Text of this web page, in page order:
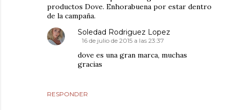
productos Dove. Enhorabuena por estar dentro
de la campaña.
RESPONDER
Soledad Rodriguez Lopez
16 de julio de 2015 a las 23:37
dove es una gran marca, muchas
gracias